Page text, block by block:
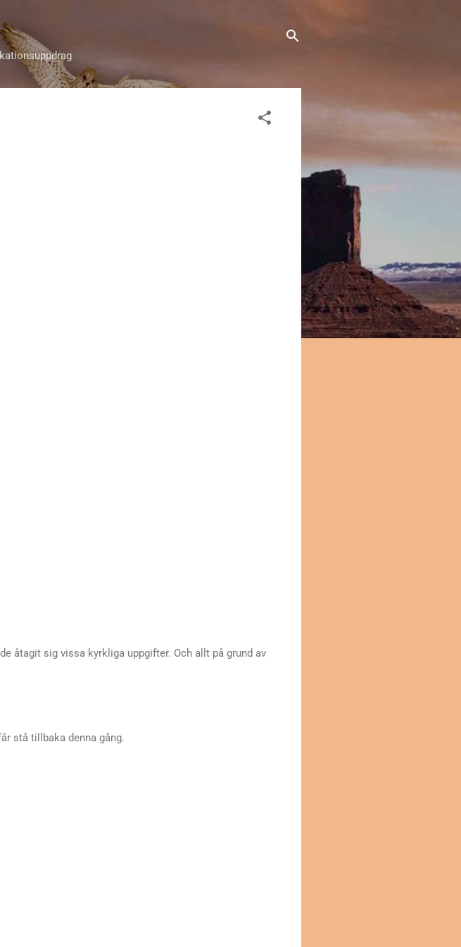
åtagit sig vissa kyrkliga uppgifter. Och allt på grund av
stå tillbaka denna gång.